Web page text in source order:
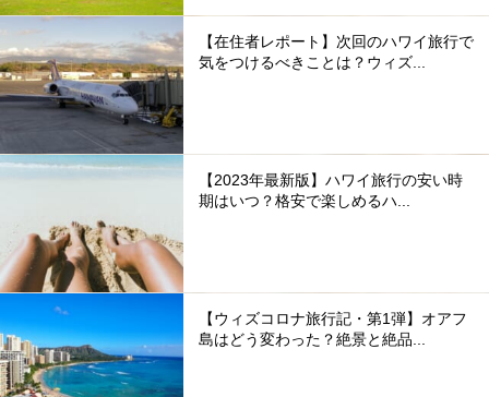
【在住者レポート】次回のハワイ旅行で
気をつけるべきことは？ウィズ...
【2023年最新版】ハワイ旅行の安い時
期はいつ？格安で楽しめるハ...
【ウィズコロナ旅行記・第1弾】オアフ
島はどう変わった？絶景と絶品...